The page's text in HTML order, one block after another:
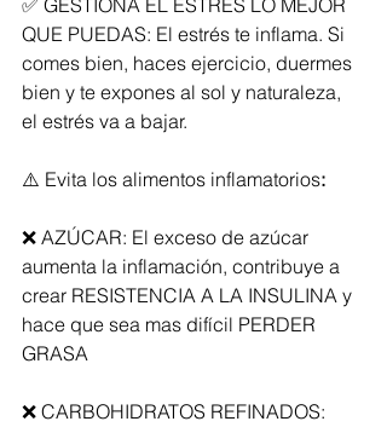
✅ GESTIONA EL ESTRÉS LO MEJOR
QUE PUEDAS: El estrés te inflama. Si
comes bien, haces ejercicio, duermes
bien y te expones al sol y naturaleza,
el estrés va a bajar.
⚠️ Evita los alimentos inflamatorios:
❌ AZÚCAR: El exceso de azúcar
aumenta la inflamación, contribuye a
crear RESISTENCIA A LA INSULINA y
hace que sea mas difícil PERDER
GRASA
❌ CARBOHIDRATOS REFINADOS: